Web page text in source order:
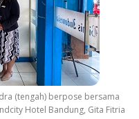
(tengah) berpose bersama
Hotel Bandung, Gita Fitria